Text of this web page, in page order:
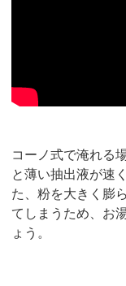
コーノ式で淹れる
と薄い抽出液が速
た、粉を大きく膨
てしまうため、お
ょう。